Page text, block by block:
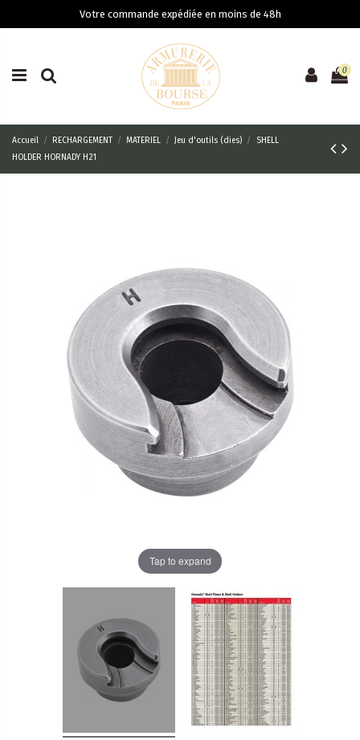
Votre commande expédiée en moins de 48h
0
Accueil RECHARGEMENT MATERIEL Jeu d'outils (dies)
SHELL
HOLDER HORNADY H21
Tap to expand